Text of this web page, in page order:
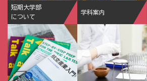
短期大学部
について
学科案内